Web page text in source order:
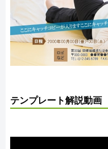
テンプレート解説動画